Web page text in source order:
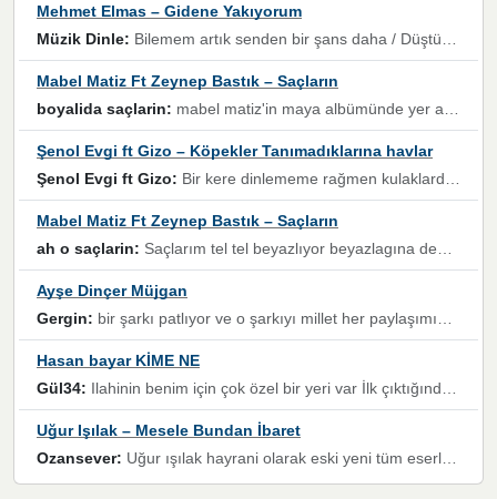
Mehmet Elmas – Gidene Yakıyorum
Müzik Dinle: Bilemem artık senden bir şans daha / Düştüğün zaman ben olmayacağım yanında” dizeleri, artık geçmişin tekrarına izin verilmeyeceğini, kişisel sınırların çizildiğini gösteriyor.
Mabel Matiz Ft Zeynep Bastık – Saçların
boyalida saçlarin: mabel matiz'in maya albümünde yer alan güzellerden. parça da şarkı hani! müzikal altyapısına vurulduğum, sözlerinde kaybolduğum bir parça olmuş.
Şenol Evgi ft Gizo – Köpekler Tanımadıklarına havlar
Şenol Evgi ft Gizo: Bir kere dinlememe rağmen kulaklardan gitmiyor sen sen sen sen kurban ol sen sen sen sen hayran ol yükses ses müzik dinleme sebebisiniz canlar bomba gibi patladınız maşallah
Mabel Matiz Ft Zeynep Bastık – Saçların
ah o saçlarin: Saçlarım tel tel beyazlıyor beyazlagına degil yanımda sen yoksun ona üzülüyorum günler bir bir geçiyor geçen günlere değil sensiz geçen günlere darılıyorum,Dinledikce asla kavusamayacagim ama asla unutamicagim sevdiğim adam için yanar içim
Ayşe Dinçer Müjgan
Gergin: bir şarkı patlıyor ve o şarkıyı millet her paylaşımın altına koyuyor ve öyle bir durum hal alıyor ki şarkıyı dinlemeden şarkıdan bikıyorsun Ama bu enteresan bir şekilde dillere dolanıyor millet olarak seviyoruz dertlerle boğuşurken bir yandan da göbek atmayi))) diyeceklerim bu kadar güzel hoş bir sayfa emeğinize sağlık arkadaşlar kolay gelsin
Hasan bayar KİME NE
Gül34: Ilahinin benim için çok özel bir yeri var İlk çıktığında komşum ne kadar yüksek sesle dinliyorsa orada duymuştum ve YouTube'dan aratıp Bu ilahiyi bulmuştum ve sonra müdavimi oldum günlük Ben de 3-5 kere dinleyip ezberleyip artık ilahiye bende eşlik ediyorum yüksek sesle Allah razı olsun hizmet nimettir Rabbim sizin zahmetlerinize de hayırlı nimetler versin Selam ve dua ile Allah'a emanet olun
Uğur Işılak – Mesele Bundan İbaret
Ozansever: Uğur ışılak hayrani olarak eski yeni tüm eserlerini keyifle huzurla dinleyenlerden birisiyim, emeğine saygı duyan gönül veren bunu en güzel şekilde sevenlerine ulaştıran siz değerli sayfa yöneticilerine de teşekkür ederim